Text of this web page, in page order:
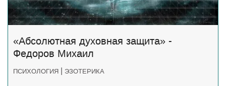
«Абсолютная духовная защита» -
Федоров Михаил
ПСИХОЛОГИЯ | ЭЗОТЕРИКА